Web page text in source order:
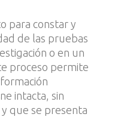
para constar y
de las pruebas
o en un
proceso permite
intacta, sin
que se presenta